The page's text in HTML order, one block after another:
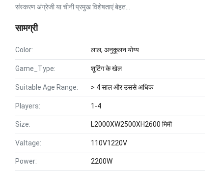
संस्करण अंग्रेजी या चीनी प्रमुख विशेषताएं बेहत...
सामग्री
Color: लाल, अनुकूलन योग्य
Game_Type: शूटिंग के खेल
Suitable Age Range: > 4 साल और उससे अधिक
Players: 1-4
Size: L2000XW2500XH2600 मिमी
Valtage: 110V1220V
Power: 2200W